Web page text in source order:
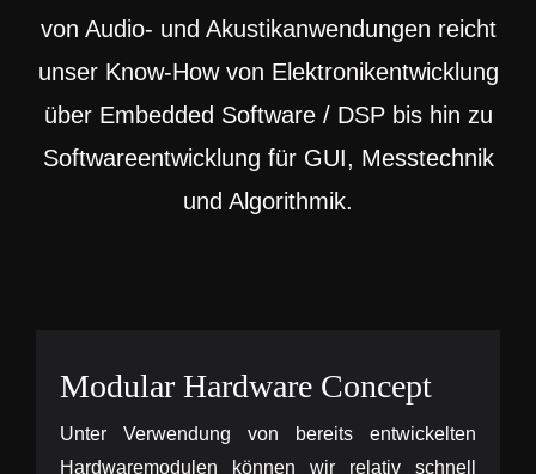
von Audio- und Akustikanwendungen reicht
unser Know-How von Elektronikentwicklung
über Embedded Software / DSP bis hin zu
Softwareentwicklung für GUI, Messtechnik
und Algorithmik.
Modular Hardware Concept
Unter Verwendung von bereits entwickelten
Hardwaremodulen können wir relativ schnell